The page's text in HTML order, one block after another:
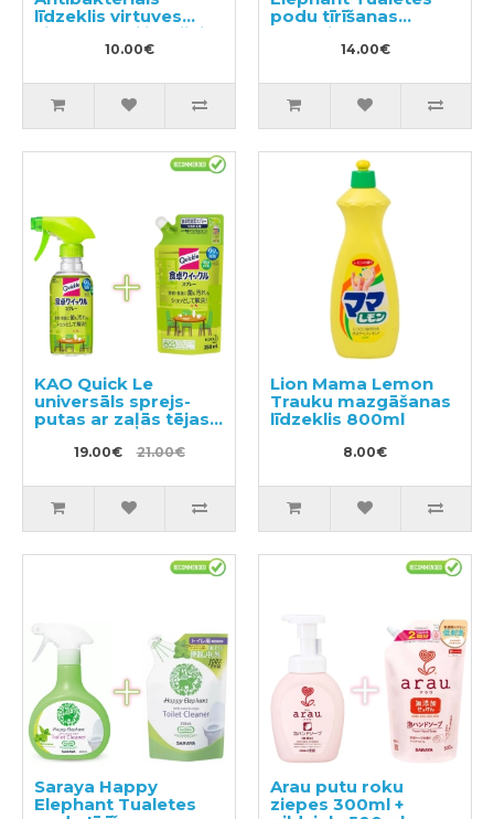
līdzeklis virtuves
virsmu sterilizācijai
pildviela 300ml
10.00€
podu tīrīšanas
līdzeklis 400ml
14.00€
KAO Quick Le
universāls sprejs-
putas ar zaļās tējas
aromātu 300ml +
pildviela 250ml
19.00€ 21.00€
Lion Mama Lemon
Trauku mazgāšanas
līdzeklis 800ml
8.00€
Saraya Happy
Elephant Tualetes
Arau putu roku
ziepes 300ml +